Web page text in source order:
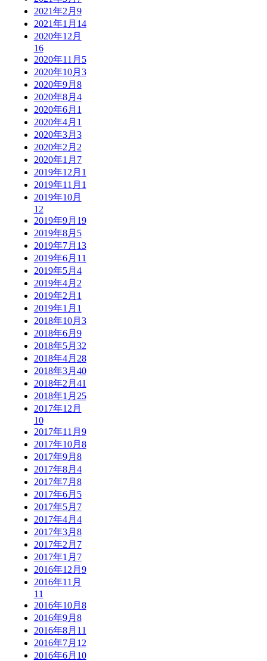
2021年2月 9
2021年1月 14
2020年12月
16
2020年11月 5
2020年10月 3
2020年9月 8
2020年8月 4
2020年6月 1
2020年4月 1
2020年3月 3
2020年2月 2
2020年1月 7
2019年12月 1
2019年11月 1
2019年10月
12
2019年9月 19
2019年8月 5
2019年7月 13
2019年6月 11
2019年5月 4
2019年4月 2
2019年2月 1
2019年1月 1
2018年10月 3
2018年6月 9
2018年5月 32
2018年4月 28
2018年3月 40
2018年2月 41
2018年1月 25
2017年12月
10
2017年11月 9
2017年10月 8
2017年9月 8
2017年8月 4
2017年7月 8
2017年6月 5
2017年5月 7
2017年4月 4
2017年3月 8
2017年2月 7
2017年1月 7
2016年12月 9
2016年11月
11
2016年10月 8
2016年9月 8
2016年8月 11
2016年7月 12
2016年6月 10